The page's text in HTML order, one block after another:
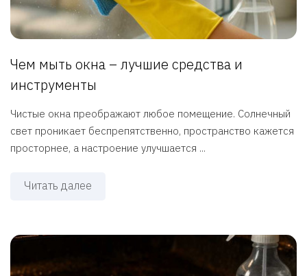
Чем мыть окна – лучшие средства и
инструменты
Чистые окна преображают любое помещение. Солнечный
свет проникает беспрепятственно, пространство кажется
просторнее, а настроение улучшается ...
Читать далее